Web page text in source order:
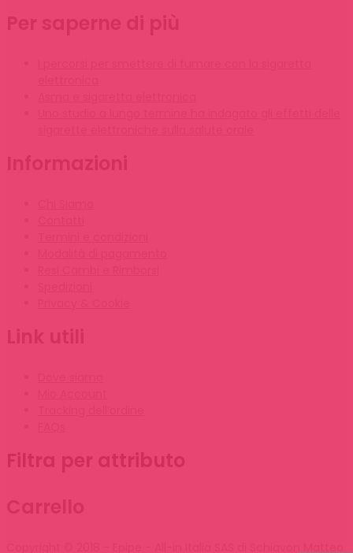
Filtra per attributo